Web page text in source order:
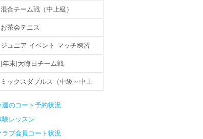
混合チーム戦（中上級）
お茶会テニス
ジュニア イベント マッチ練習
[年末]大晦日チーム戦
ミックスダブルス（中級～中上